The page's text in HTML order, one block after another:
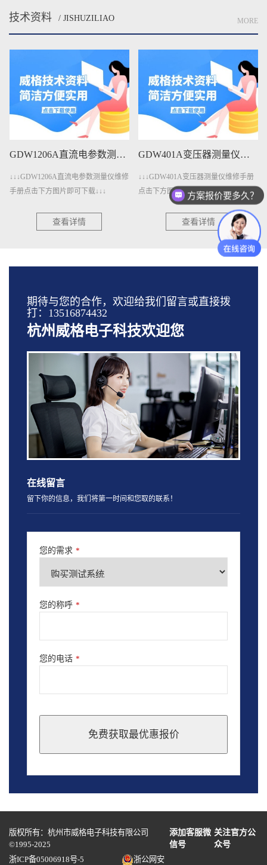
技术资料 / JISHUZILIAO MORE
GDW1206A直流电参数测量仪维修手册下载
↓↓↓GDW1206A直流电参数测量仪维修
手册点击下方图片即可下载↓↓↓
查看详情
GDW401A变压器测量仪维修手册下载
↓↓↓GDW401A变压器测量仪维修手册
点击下方图片即可下载↓↓↓
查看详情
期待与您的合作，欢迎给我们留言或直接拨
打：13516874432
杭州威格电子科技欢迎您
在线留言
留下你的信息，我们将第一时间和您取的联系！
您的需求 *
您的称呼 *
您的电话 *
免费获取最优惠报价
should
blank
版权所有：杭州市威格电子科技有限公司
©1995-2025
添加客服微
信号
关注官方公
众号
浙ICP备05006918号-5
浙公网安
方案报价要多久？
测试设备怎么收费的？